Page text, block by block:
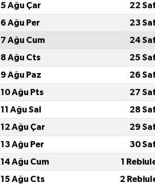
5 Ağu Çar
22
6 Ağu Per
23
7 Ağu Cum
24
8 Ağu Cts
25
9 Ağu Paz
26
10 Ağu Pts
27
11 Ağu Sal
28
12 Ağu Çar
29
13 Ağu Per
30
14 Ağu Cum
1
15 Ağu Cts
2